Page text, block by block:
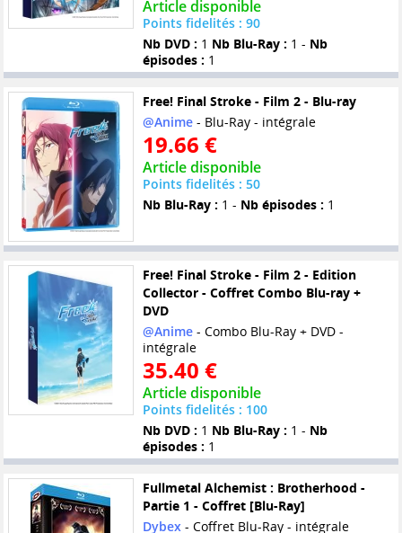
Article disponible
Points fidelités : 90
Nb DVD : 1 Nb Blu-Ray : 1 - Nb
épisodes : 1
Free! Final Stroke - Film 2 - Blu-ray
@Anime- Blu-Ray - intégrale
19.66 €
Article disponible
Points fidelités : 50
Nb Blu-Ray : 1 - Nb épisodes : 1
Free! Final Stroke - Film 2 - Edition
Collector - Coffret Combo Blu-ray +
DVD
@Anime- Combo Blu-Ray + DVD -
intégrale
35.40 €
Article disponible
Points fidelités : 100
Nb DVD : 1 Nb Blu-Ray : 1 - Nb
épisodes : 1
Fullmetal Alchemist : Brotherhood -
Partie 1 - Coffret [Blu-Ray]
Dybex - Coffret Blu-Ray - intégrale